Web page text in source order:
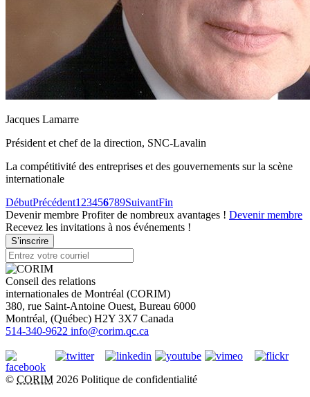
Jacques Lamarre
Président et chef de la direction, SNC-Lavalin
La compétitivité des entreprises et des gouvernements sur la scène
internationale
DébutPrécédent1 23456789SuivantFin
Devenir membre Profiter de nombreux avantages ! Devenir membre
Recevez les invitations à nos événements !
S’inscrire
Conseil des relations
internationales de Montréal (CORIM)
380, rue Saint-Antoine Ouest, Bureau 6000
Montréal, (Québec) H2Y 3X7 Canada
514-340-9622 info@corim.qc.ca
© CORIM 2026 Politique de confidentialité